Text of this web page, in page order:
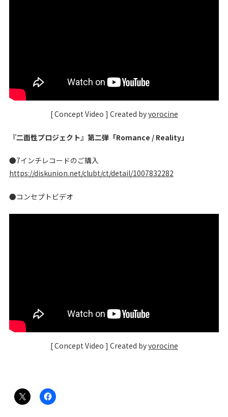
[ Concept Video ] Created byyorocine
『二面性プロジェクト』第二弾「Romance / Reality」
●7インチレコードのご購入
https://diskunion.net/clubt/ct/detail/1007832282
●コンセプトビデオ
[ Concept Video ] Created byyorocine